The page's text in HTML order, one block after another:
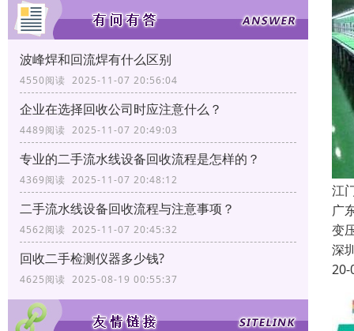
波峰焊和回流焊有什么区别
4550阅读 2025-11-07 20:56:04
企业在选择回收公司时应注意什么？
4489阅读 2025-11-07 20:49:03
专业的二手流水线设备回收流程是怎样的？
4369阅读 2025-11-07 20:48:12
二手流水线设备回收流程与注意事项？
4562阅读 2025-11-07 20:45:32
回收二手检测仪器多少钱?
4625阅读 2025-08-19 00:55:37
江
广
变
深
20-